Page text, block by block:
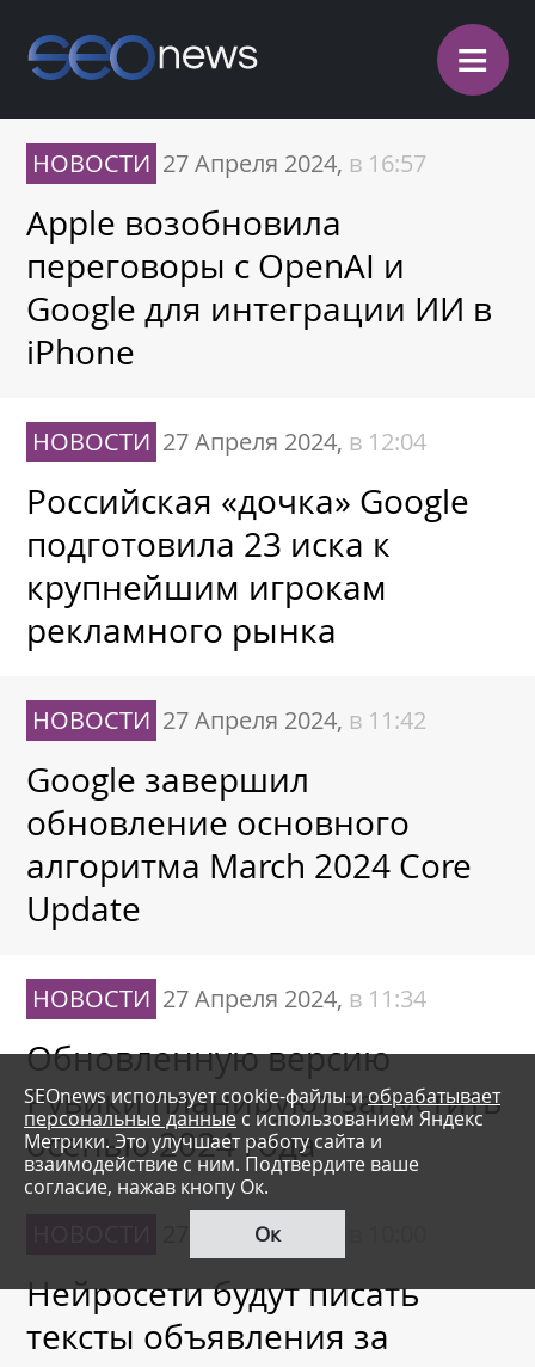
≡
НОВОСТИ 27 Апреля 2024, в 16:57
Apple возобновила
переговоры с OpenAI и
Google для интеграции ИИ в
iPhone
НОВОСТИ 27 Апреля 2024, в 12:04
Российская «дочка» Google
подготовила 23 иска к
крупнейшим игрокам
рекламного рынка
НОВОСТИ 27 Апреля 2024, в 11:42
Google завершил
обновление основного
алгоритма March 2024 Core
Update
НОВОСТИ 27 Апреля 2024, в 11:34
Обновленную версию
Рувики планируют запустить
осенью 2024 года
27 Апреля 2024,
Нейросети будут писать
тексты объявления за
SEOnews использует cookie-файлы иобрабатывает
персональные данныес использованием Яндекс
Метрики. Это улучшает работу сайта и
взаимодействие с ним. Подтвердите ваше
согласие, нажав кнопу Ок.
Ок